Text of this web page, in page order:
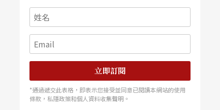
立即訂閱
*通過遞交此表格，即表示您接受並同意已閱讀本網站的使用
條款，私隱政策和個人資料收集聲明。